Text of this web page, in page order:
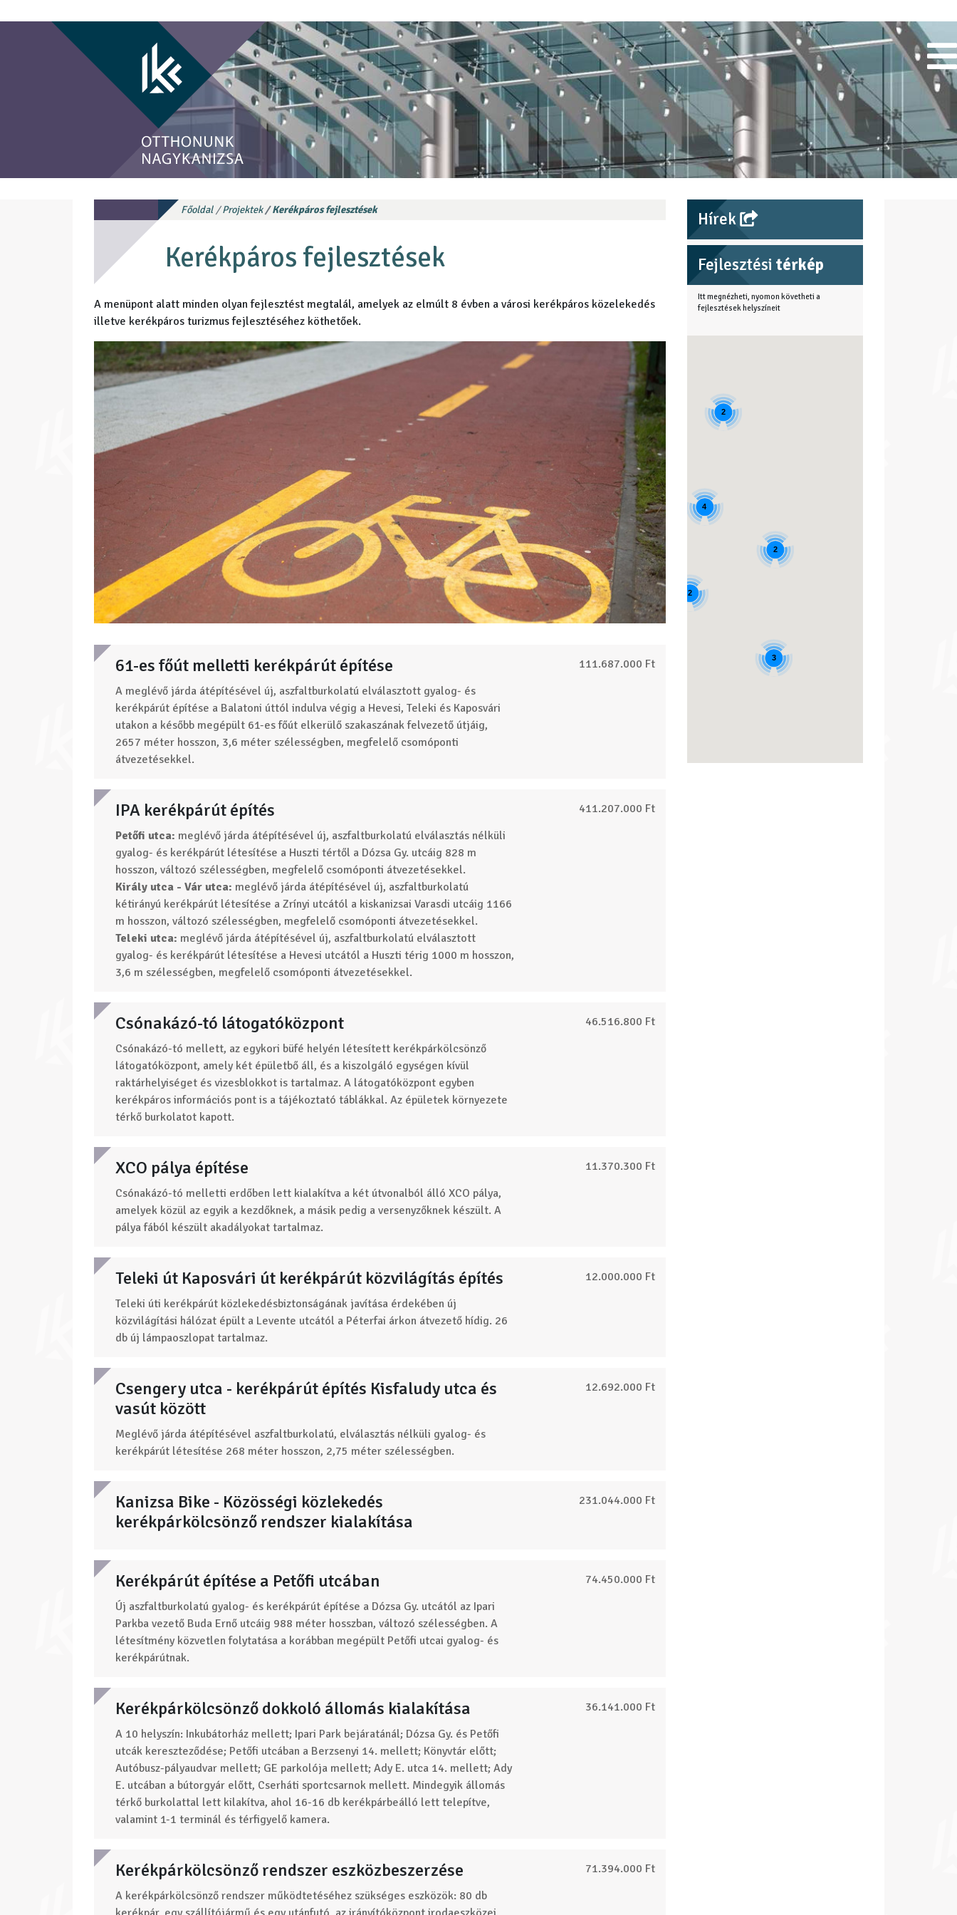
Főoldal Projektek Kerékpáros fejlesztések
Kerékpáros fejlesztések
A menüpont alatt minden olyan fejlesztést megtalál, amelyek az elmúlt 8 évben a városi kerékpáros közelekedés
illetve kerékpáros turizmus fejlesztéséhez köthetőek.
61-es főút melletti kerékpárút építése
A meglévő járda átépítésével új, aszfaltburkolatú elválasztott gyalog- és
kerékpárút építése a Balatoni úttól indulva végig a Hevesi, Teleki és Kaposvári
utakon a később megépült 61-es főút elkerülő szakaszának felvezető útjáig,
2657 méter hosszon, 3,6 méter szélességben, megfelelő csomóponti
átvezetésekkel.
111.687.000 Ft
IPA kerékpárút építés
Petőfi utca: meglévő járda átépítésével új, aszfaltburkolatú elválasztás nélküli
gyalog- és kerékpárút létesítése a Huszti tértől a Dózsa Gy. utcáig 828 m
hosszon, változó szélességben, megfelelő csomóponti átvezetésekkel.
Király utca - Vár utca: meglévő járda átépítésével új, aszfaltburkolatú
kétirányú kerékpárút létesítése a Zrínyi utcától a kiskanizsai Varasdi utcáig 1166
m hosszon, változó szélességben, megfelelő csomóponti átvezetésekkel.
Teleki utca: meglévő járda átépítésével új, aszfaltburkolatú elválasztott
gyalog- és kerékpárút létesítése a Hevesi utcától a Huszti térig 1000 m hosszon,
3,6 m szélességben, megfelelő csomóponti átvezetésekkel.
411.207.000 Ft
Csónakázó-tó látogatóközpont
Csónakázó-tó mellett, az egykori büfé helyén létesített kerékpárkölcsönző
látogatóközpont, amely két épületbő áll, és a kiszolgáló egységen kívül
raktárhelyiséget és vizesblokkot is tartalmaz. A látogatóközpont egyben
kerékpáros információs pont is a tájékoztató táblákkal. Az épületek környezete
térkő burkolatot kapott.
46.516.800 Ft
XCO pálya építése
Csónakázó-tó melletti erdőben lett kialakítva a két útvonalból álló XCO pálya,
amelyek közül az egyik a kezdőknek, a másik pedig a versenyzőknek készült. A
pálya fából készült akadályokat tartalmaz.
11.370.300 Ft
Teleki út Kaposvári út kerékpárút közvilágítás építés
Teleki úti kerékpárút közlekedésbiztonságának javítása érdekében új
közvilágítási hálózat épült a Levente utcától a Péterfai árkon átvezető hídig. 26
db új lámpaoszlopat tartalmaz.
12.000.000 Ft
Csengery utca - kerékpárút építés Kisfaludy utca és
vasút között
Meglévő járda átépítésével aszfaltburkolatú, elválasztás nélküli gyalog- és
kerékpárút létesítése 268 méter hosszon, 2,75 méter szélességben.
12.692.000 Ft
Kanizsa Bike - Közösségi közlekedés
kerékpárkölcsönző rendszer kialakítása
231.044.000 Ft
Kerékpárút építése a Petőfi utcában
Új aszfaltburkolatú gyalog- és kerékpárút építése a Dózsa Gy. utcától az Ipari
Parkba vezető Buda Ernő utcáig 988 méter hosszban, változó szélességben. A
létesítmény közvetlen folytatása a korábban megépült Petőfi utcai gyalog- és
kerékpárútnak.
74.450.000 Ft
Kerékpárkölcsönző dokkoló állomás kialakítása
A 10 helyszín: Inkubátorház mellett; Ipari Park bejáratánál; Dózsa Gy. és Petőfi
utcák kereszteződése; Petőfi utcában a Berzsenyi 14. mellett; Könyvtár előtt;
Autóbusz-pályaudvar mellett; GE parkolója mellett; Ady E. utca 14. mellett; Ady
E. utcában a bútorgyár előtt, Cserháti sportcsarnok mellett. Mindegyik állomás
térkő burkolattal lett kilakítva, ahol 16-16 db kerékpárbeálló lett telepítve,
valamint 1-1 terminál és térfigyelő kamera.
36.141.000 Ft
Kerékpárkölcsönző rendszer eszközbeszerzése
A kerékpárkölcsönző rendszer működtetéséhez szükséges eszközök: 80 db
71.394.000 Ft
Hírek
Fejlesztési térkép
Itt megnézheti, nyomon követheti a
fejlesztések helyszíneit
2
3
4
2
2